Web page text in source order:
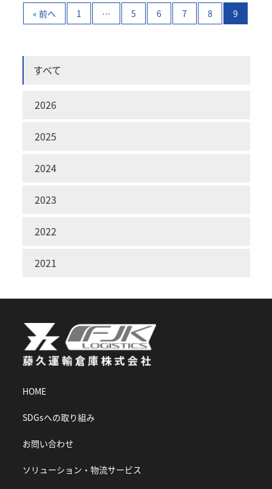
« 前へ 1 … 5 6 7 8 9
すべて
2026
2025
2024
2023
2022
2021
HOME
SDGsへの取り組み
お問い合わせ
ソリューション・物流サービス